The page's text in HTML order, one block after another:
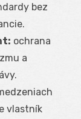
bez
ochrana
a
vlastník